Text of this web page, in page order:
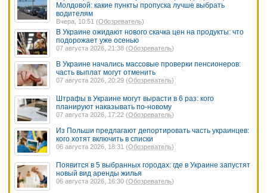
Молдовой: какие пункты пропуска лучше выбрать
водителям
Вчера, 10:51 (Обозреватель)
В Украине ожидают нового скачка цен на продукты: что
подорожает уже осенью
07 августа 2026, 21:38 (Обозреватель)
В Украине начались массовые проверки пенсионеров:
часть выплат могут отменить
07 августа 2026, 20:29 (Обозреватель)
Штрафы в Украине могут вырасти в 6 раз: кого
планируют наказывать по-новому
07 августа 2026, 17:22 (Обозреватель)
Из Польши предлагают депортировать часть украинцев:
кого хотят включить в списки
06 августа 2026, 18:31 (Обозреватель)
Появится в 5 выбранных городах: где в Украине запустят
новый вид аренды жилья
06 августа 2026, 16:30 (Обозреватель)